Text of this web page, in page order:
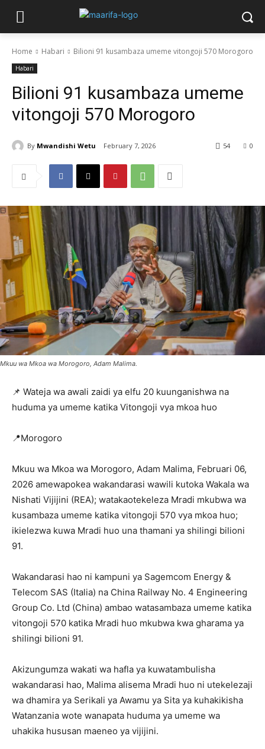
Home Habari Bilioni 91 kusambaza umeme vitongoji 570 Morogoro
Habari
Bilioni 91 kusambaza umeme
vitongoji 570 Morogoro
By Mwandishi Wetu February 7, 2026 0
54
Mkuu wa Mkoa wa Morogoro, Adam Malima.
📌 Wateja wa awali zaidi ya elfu 20 kuunganishwa na
huduma ya umeme katika Vitongoji vya mkoa huo
📍Morogoro
Mkuu wa Mkoa wa Morogoro, Adam Malima, Februari 06,
2026 amewapokea wakandarasi wawili kutoka Wakala wa
Nishati Vijijini (REA); watakaotekeleza Mradi mkubwa wa
kusambaza umeme katika vitongoji 570 vya mkoa huo;
ikielezwa kuwa Mradi huo una thamani ya shilingi bilioni
91.
Wakandarasi hao ni kampuni ya Sagemcom Energy &
Telecom SAS (Italia) na China Railway No. 4 Engineering
Group Co. Ltd (China) ambao watasambaza umeme katika
vitongoji 570 katika Mradi huo mkubwa kwa gharama ya
shilingi bilioni 91.
Akizungumza wakati wa hafla ya kuwatambulisha
wakandarasi hao, Malima alisema Mradi huo ni utekelezaji
wa dhamira ya Serikali ya Awamu ya Sita ya kuhakikisha
Watanzania wote wanapata huduma ya umeme wa
uhakika hususan maeneo ya vijijini.